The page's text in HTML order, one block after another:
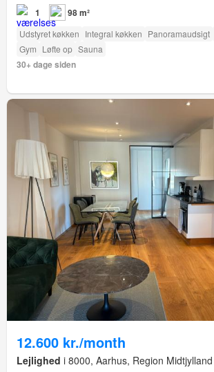
1 98 m²
Udstyret køkken Integral køkken Panoramaudsigt
Gym Løfte op Sauna
30+ dage siden
12.600 kr./month
Lejlighed i 8000, Aarhus, Region Midtjylland